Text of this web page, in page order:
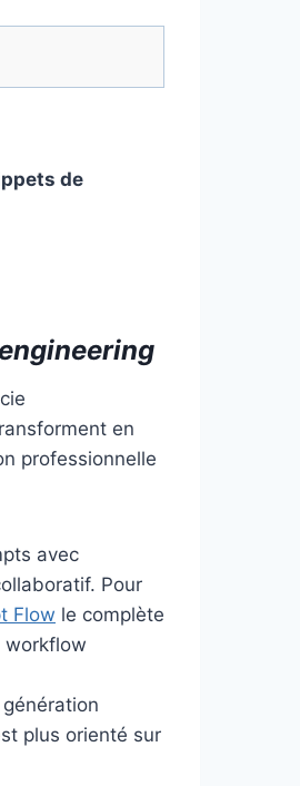
de
en
professionnelle
avec
Pour
Flow le complète
workflow
plus orienté sur